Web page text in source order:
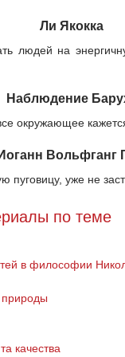
Ли Якокка
людей на
Наблюдение
окружающее
Вольфганг
пуговицу, уже не
по теме
в философии
природы
качества